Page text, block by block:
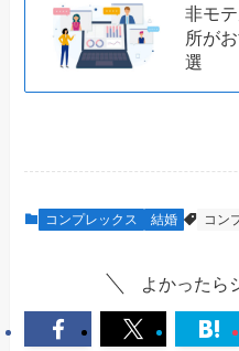
非モ
所が
選
コンプレックス 結婚 コン
よかったら